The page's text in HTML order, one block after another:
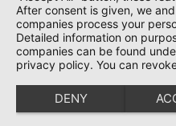
After consent is given, we
companies process your
Detailed information on
companies can be found
privacy policy. You can
DENY